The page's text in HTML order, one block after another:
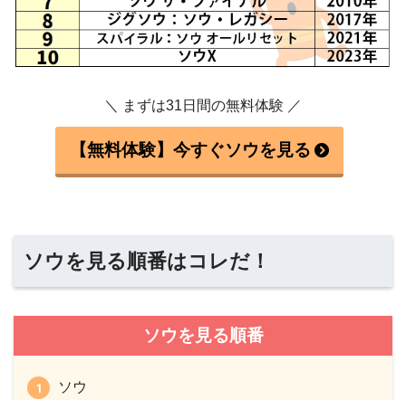
＼ まずは31日間の無料体験 ／
【無料体験】今すぐソウを見る
ソウを見る順番はコレだ！
ソウを見る順番
ソウ